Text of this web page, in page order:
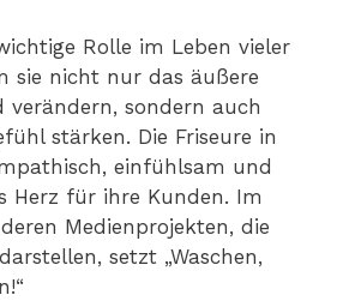
Rolle im Leben vieler
sie nicht nur das äußere
verändern, sondern auch
stärken. Die Friseure in
einfühlsam und
Herz für ihre Kunden. Im
Medienprojekten, die
setzt „Waschen,